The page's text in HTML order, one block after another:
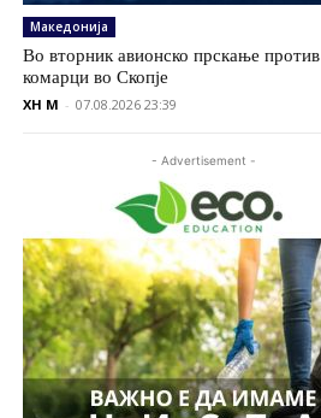
Македонија
Во вторник авионско прскање против
комарци во Скопје
XH M - 07.08.2026 23:39
- Advertisement -